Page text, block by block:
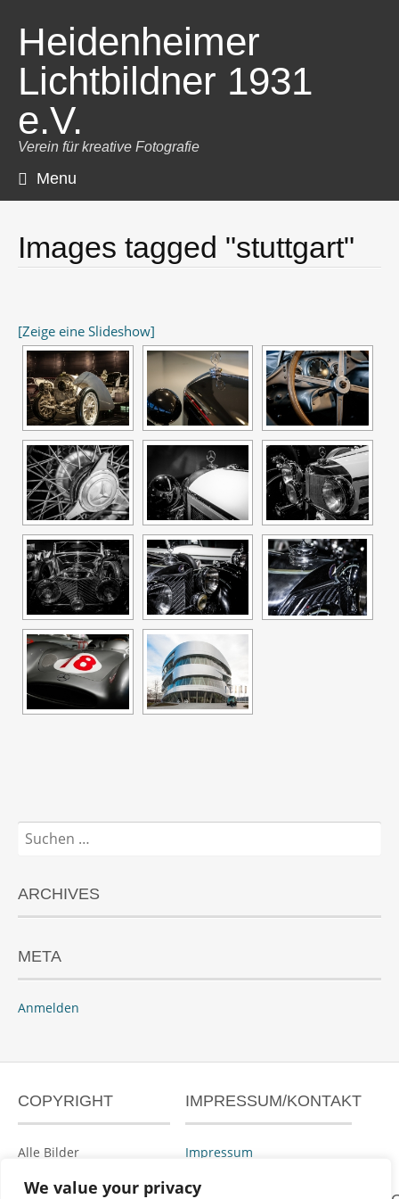
We value your privacy
Heidenheimer
Lichtbildner 1931
e.V.
Verein für kreative Fotografie
Menu
Images tagged "stuttgart"
[Zeige eine Slideshow]
Suchen
nach:
ARCHIVES
META
Anmelden
COPYRIGHT
Alle Bilder
geschützt.
IMPRESSUM/KONTAKT
Impressum